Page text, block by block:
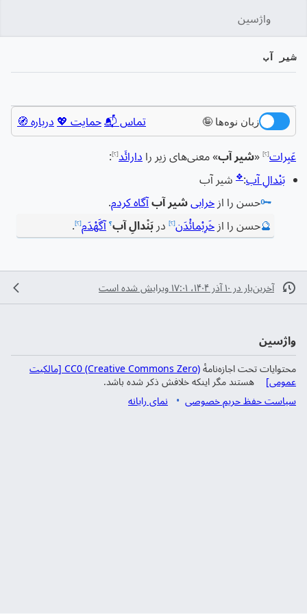
واژسین
شیر آب
زبان نوه‌ها 🤪 تماس 📬حمایت 💖 درباره 🧭
عَبِرات[؟] «شیر آب» معنی‌های زیر را دارائَد[؟]:
بَنْدالِ آب:
❖ شیر آب
🗝️حسن را از خرابیشیر آبآگاه کردم.
🔮حسن را از خَرِبْمائْدَن[؟] در بَنْدالِ آب؟ آگَهْدَم[؟].
آخرین‌بار در ‏۱۰ آذر ۱۴۰۴، ‏۱۷:۰۱ ویرایش شده است
واژسین
محتوایات تحت اجازه‌نامهٔ
CC0 (Creative Commons Zero) [مالکیت
عمومی]
هستند مگر اینکه خلافش ذکر شده باشد.
سیاست حفظ حریم خصوصی
نمای رایانه